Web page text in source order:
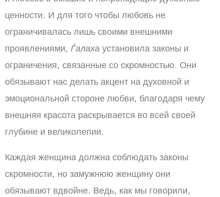
ценности. И для того чтобы любовь не
ограничивалась лишь своими внешними
проявлениями, Ѓалаха установила законы и
ограничения, связанные со скромностью. Они
обязывают нас делать акцент на духовной и
эмоциональной стороне любви, благодаря чему
внешняя красота раскрывается во всей своей
глубине и великолепии.
Каждая женщина должна соблюдать законы
скромности, но замужнюю женщину они
обязывают вдвойне. Ведь, как мы говорили,